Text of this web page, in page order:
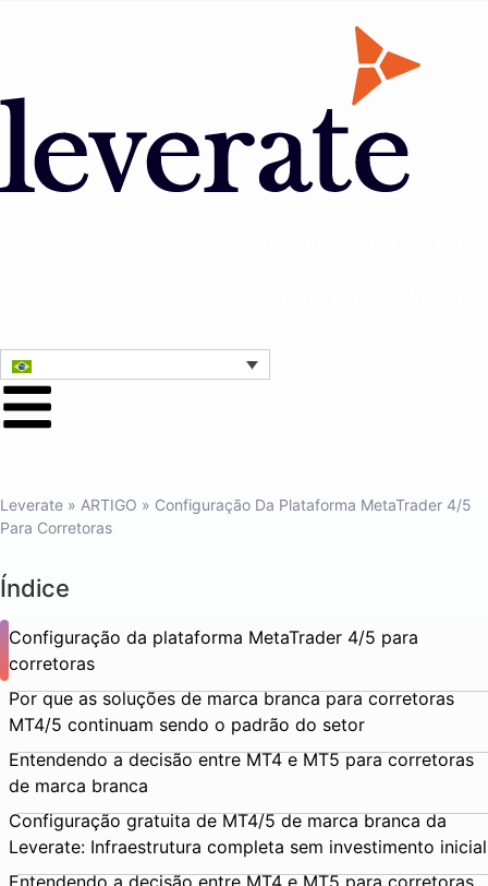
Leverate » ARTIGO » Configuração Da Plataforma MetaTrader 4/5
Para Corretoras
Índice
Configuração da plataforma MetaTrader 4/5 para
corretoras
Por que as soluções de marca branca para corretoras
MT4/5 continuam sendo o padrão do setor
Entendendo a decisão entre MT4 e MT5 para corretoras
de marca branca
Configuração gratuita de MT4/5 de marca branca da
Leverate: Infraestrutura completa sem investimento inicial
Entendendo a decisão entre MT4 e MT5 para corretoras